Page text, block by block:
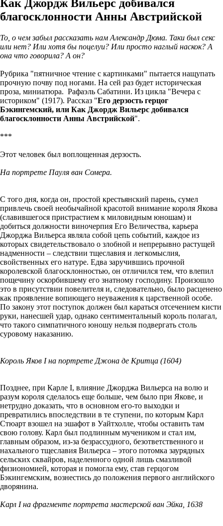
Как Джордж Вильерс добивался
благосклонности Анны Австрийской
То, о чем забыл рассказать нам Александр Дюма. Таки был секс
или нет? Или хотя бы поцелуи? Или просто наглый наскок? А
она что говорила? А он?
Рубрика "пятничное чтение с картинками" пытается нащупать
прочную почву под ногами. На сей раз будет историческая
проза, миниатюра. Рафаэль Сабатини. Из цикла "Вечера с
историком" (1917). Рассказ "Его дерзость герцог
Бэкингемский, или Как Джордж Вильерс добивался
благосклонности Анны Австрийской".
***
Этот человек был воплощенная дерзость.
На портрете Пауля ван Сомера.
С того дня, когда он, простой крестьянский парень, сумел
привлечь своей необычайной красотой внимание короля Якова
(славившегося пристрастием к миловидным юношам) и
добиться должности виночерпия Его Величества, карьера
Джорджа Вильерса являла собой цепь событий, каждое из
которых свидетельствовало о злобной и непрерывно растущей
надменности – следствии тщеславия и легкомыслия,
свойственных его натуре. Едва заручившись прочной
королевской благосклонностью, он отличился тем, что влепил
пощечину оскорбившему его знатному господину. Произошло
это в присутствии повелителя и, следовательно, было расценено
как проявление вопиющего неуважения к царственной особе.
По закону этот поступок должен был караться отсечением кисти
руки, нанесшей удар, однако сентиментальный король полагал,
что такого симпатичного юношу нельзя подвергать столь
суровому наказанию.
Король Яков I на портрете Джона де Критца (1604)
Позднее, при Карле I, влияние Джорджа Вильерса на волю и
разум короля сделалось еще больше, чем было при Якове, и
нетрудно доказать, что в основном его-то выходки и
превратились впоследствии в те ступени, по которым Карл
Стюарт взошел на эшафот в Уайтхолле, чтобы оставить там
свою голову. Карл был подлинным мучеником и стал им,
главным образом, из-за безрассудного, безответственного и
нахального тщеславия Вильерса – этого потомка заурядных
сельских сквайров, наделенного одной лишь смазливой
физиономией, которая и помогла ему, став герцогом
Бэкингемским, вознестись до положения первого английского
дворянина.
Карл I на фрагменте портрета мастерской ван Эйка, 1638